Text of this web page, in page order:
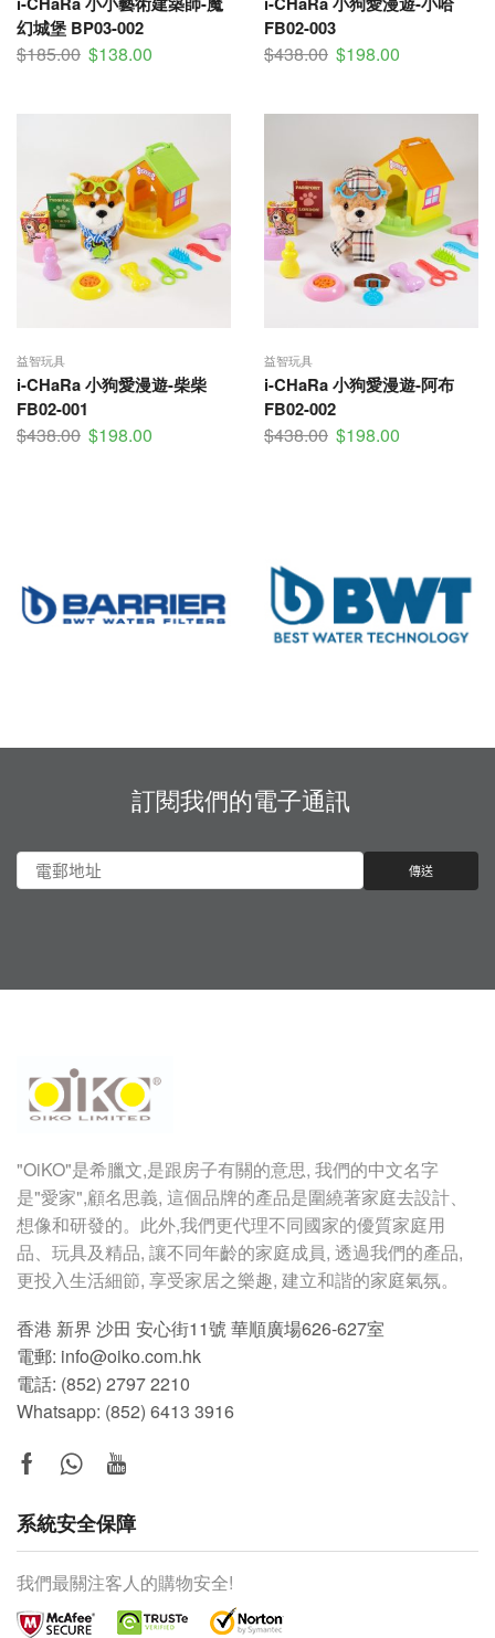
幻城堡 BP03-002
$185.00 $138.00
FB02-003
$438.00 $198.00
益智玩具
i-CHaRa 小狗愛漫遊-柴柴
FB02-001
$438.00 $198.00
益智玩具
i-CHaRa 小狗愛漫遊-阿布
FB02-002
$438.00 $198.00
訂閱我們的電子通訊
"OiKO"是希臘文,是跟房子有關的意思, 我們的中文名字
是"愛家",顧名思義, 這個品牌的產品是圍繞著家庭去設計、
想像和研發的。此外,我們更代理不同國家的優質家庭用
品、玩具及精品, 讓不同年齡的家庭成員, 透過我們的產品,
更投入生活細節, 享受家居之樂趣, 建立和諧的家庭氣氛。
香港 新界 沙田 安心街11號 華順廣場626-627室
電郵: info@oiko.com.hk
電話: (852) 2797 2210
Whatsapp: (852) 6413 3916
系統安全保障
我們最關注客人的購物安全!